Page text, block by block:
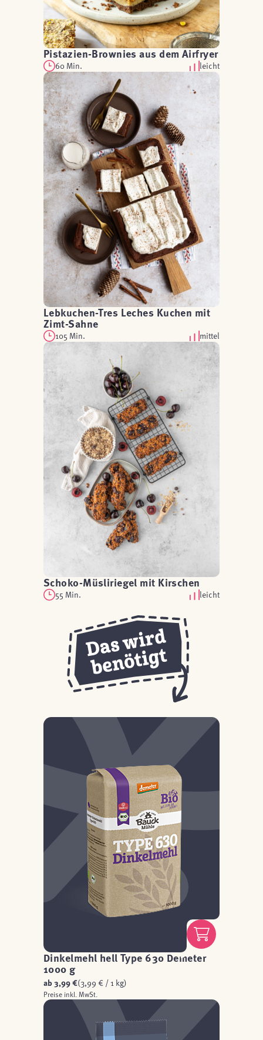
Dinkelmehl hell Type 630 Demeter
1000 g
ab3,99 €(3,99 € / 1 kg)
Preise inkl. MwSt.
Pistazien-Brownies aus dem Airfryer
60 Min. leicht
Lebkuchen-Tres Leches Kuchen mit
Zimt-Sahne
105 Min. mittel
Schoko-Müsliriegel mit Kirschen
55 Min. leicht